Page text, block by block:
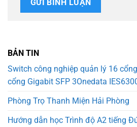
BẢN TIN
Switch công nghiệp quản lý 16
cổng Gigabit SFP 3Onedata
Phòng Trọ Thanh Miện Hải Phòng
Hướng dẫn học Trình độ A2 tiếng